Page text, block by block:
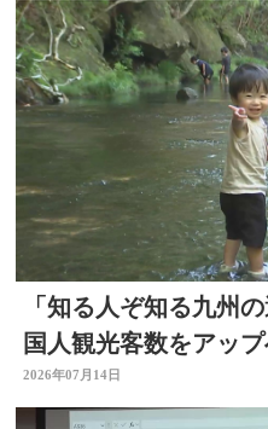
「知る人ぞ知る九州
国人観光客数をアッ
しい大分”に
2026年07月14日